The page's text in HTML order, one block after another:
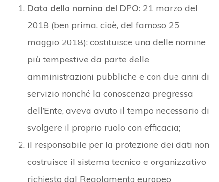
Data della nomina del DPO: 21 marzo del
2018 (ben prima, cioè, del famoso 25
maggio 2018); costituisce una delle nomine
più tempestive da parte delle
amministrazioni pubbliche e con due anni di
servizio nonché la conoscenza pregressa
dell’Ente, aveva avuto il tempo necessario di
svolgere il proprio ruolo con efficacia;
il responsabile per la protezione dei dati non
costruisce il sistema tecnico e organizzativo
richiesto dal Regolamento europeo